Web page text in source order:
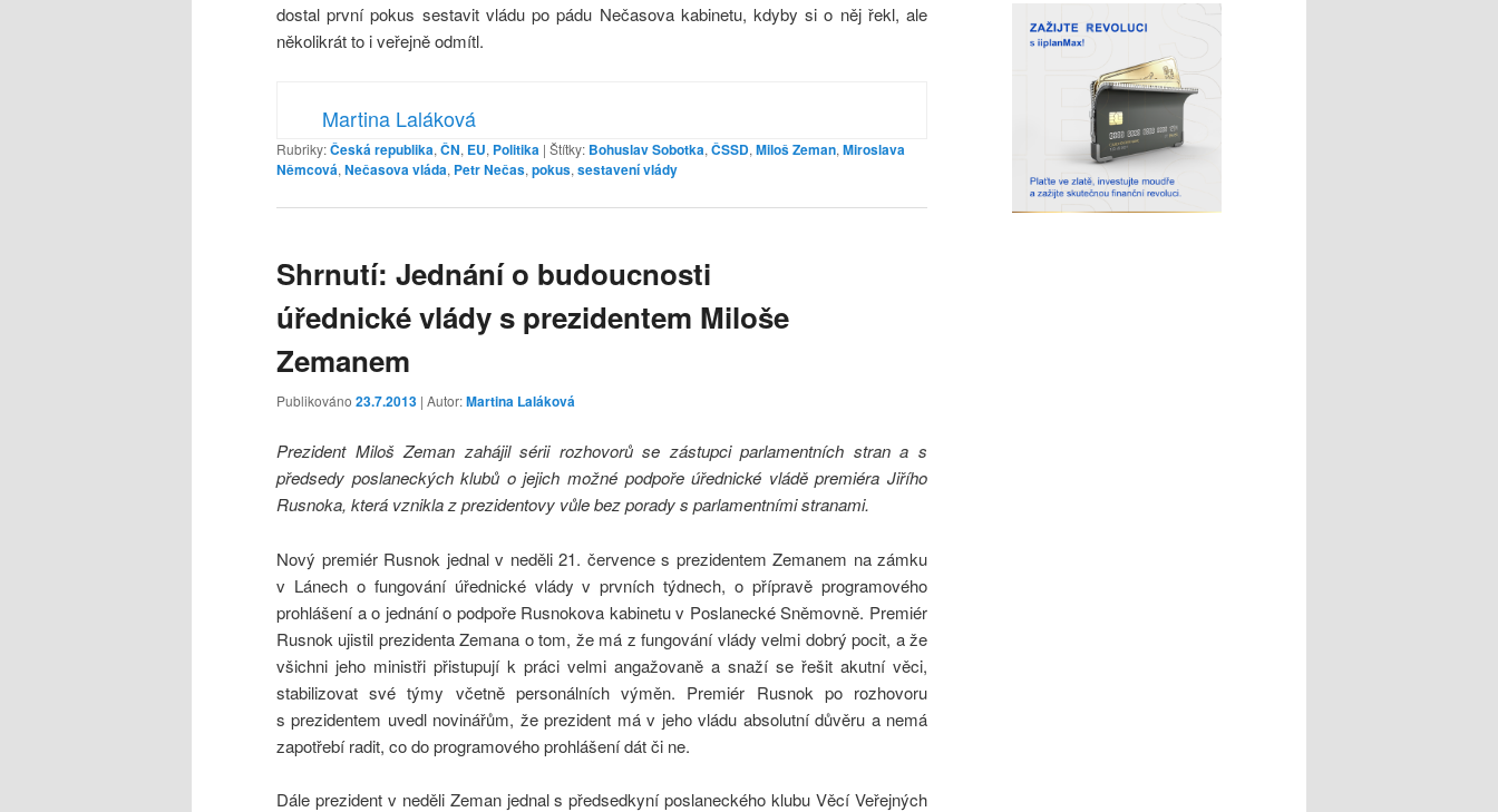
dostal první pokus sestavit vládu po pádu Nečasova kabinetu, kdyby si o něj řekl, ale
několikrát to i veřejně odmítl.
Martina Laláková
Rubriky:Česká republika, ČN, EU, Politika | Štítky: Bohuslav Sobotka, ČSSD, Miloš Zeman, Miroslava
Němcová, Nečasova vláda, Petr Nečas, pokus, sestavení vlády
Shrnutí: Jednání o budoucnosti
úřednické vlády s prezidentem Miloše
Zemanem
Publikováno 23.7.2013 | Autor:Martina Laláková
Prezident Miloš Zeman zahájil sérii rozhovorů se zástupci parlamentních stran a s
předsedy poslaneckých klubů o jejich možné podpoře úřednické vládě premiéra Jiřího
Rusnoka, která vznikla z prezidentovy vůle bez porady s parlamentními stranami.
Nový premiér Rusnok jednal v neděli 21. července s prezidentem Zemanem na zámku
v Lánech o fungování úřednické vlády v prvních týdnech, o přípravě programového
prohlášení a o jednání o podpoře Rusnokova kabinetu v Poslanecké Sněmovně. Premiér
Rusnok ujistil prezidenta Zemana o tom, že má z fungování vlády velmi dobrý pocit, a že
všichni jeho ministři přistupují k práci velmi angažovaně a snaží se řešit akutní věci,
stabilizovat své týmy včetně personálních výměn. Premiér Rusnok po rozhovoru
s prezidentem uvedl novinářům, že prezident má v jeho vládu absolutní důvěru a nemá
zapotřebí radit, co do programového prohlášení dát či ne.
Dále prezident v neděli Zeman jednal s předsedkyní poslaneckého klubu Věcí Veřejných